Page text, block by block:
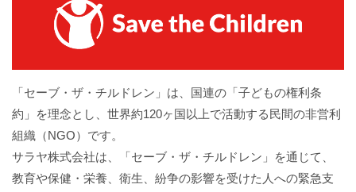
「セーブ・ザ・チルドレン」は、国連の「子どもの権利条
約」を理念とし、世界約120ヶ国以上で活動する民間の非営利
組織（NGO）です。
サラヤ株式会社は、「セーブ・ザ・チルドレン」を通じて、
教育や保健・栄養、衛生、紛争の影響を受けた人への緊急支